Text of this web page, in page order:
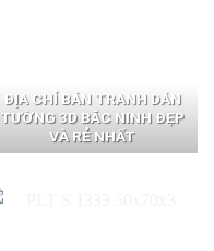
ĐỊA CHỈ BÁN TRANH DÁN
TƯỜNG 3D BẮC NINH ĐẸP
VÀ RẺ NHẤT